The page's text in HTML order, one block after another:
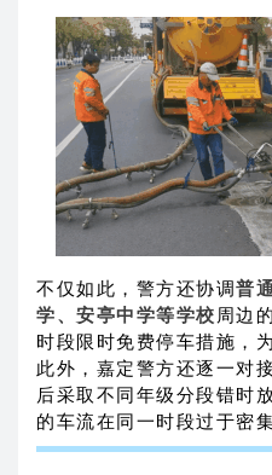
不仅如此，警方还协调普
学、安亭中学等学校周边
时段限时免费停车措施，
此外，嘉定警方还逐一对
后采取不同年级分段错时
的车流在同一时段过于密